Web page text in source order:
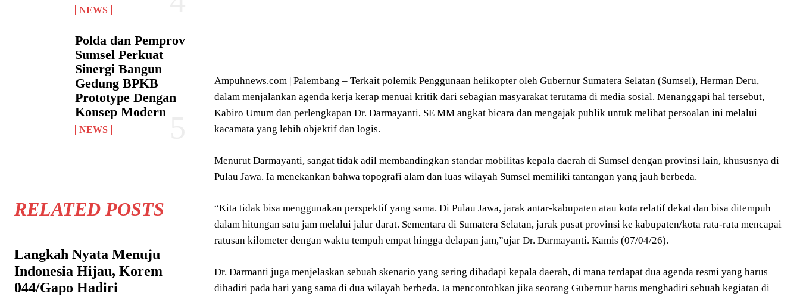
NEWS
Polda dan Pemprov
Sumsel Perkuat
Sinergi Bangun
Gedung BPKB
Prototype Dengan
Konsep Modern
NEWS
RELATED POSTS
Langkah Nyata Menuju
Indonesia Hijau, Korem
044/Gapo Hadiri
Ampuhnews.com | Palembang – Terkait polemik Penggunaan helikopter oleh Gubernur Sumatera Selatan (Sumsel), Herman Deru,
dalam menjalankan agenda kerja kerap menuai kritik dari sebagian masyarakat terutama di media sosial. Menanggapi hal tersebut,
Kabiro Umum dan perlengkapan Dr. Darmayanti, SE MM angkat bicara dan mengajak publik untuk melihat persoalan ini melalui
kacamata yang lebih objektif dan logis.
Menurut Darmayanti, sangat tidak adil membandingkan standar mobilitas kepala daerah di Sumsel dengan provinsi lain, khususnya di
Pulau Jawa. Ia menekankan bahwa topografi alam dan luas wilayah Sumsel memiliki tantangan yang jauh berbeda.
“Kita tidak bisa menggunakan perspektif yang sama. Di Pulau Jawa, jarak antar-kabupaten atau kota relatif dekat dan bisa ditempuh
dalam hitungan satu jam melalui jalur darat. Sementara di Sumatera Selatan, jarak pusat provinsi ke kabupaten/kota rata-rata mencapai
ratusan kilometer dengan waktu tempuh empat hingga delapan jam,”ujar Dr. Darmayanti. Kamis (07/04/26).
Dr. Darmanti juga menjelaskan sebuah skenario yang sering dihadapi kepala daerah, di mana terdapat dua agenda resmi yang harus
dihadiri pada hari yang sama di dua wilayah berbeda. Ia mencontohkan jika seorang Gubernur harus menghadiri sebuah kegiatan di